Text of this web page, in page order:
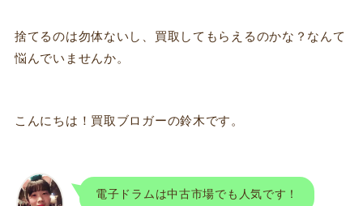
捨てるのは勿体ないし、買取してもらえるのかな？なんて
悩んでいませんか。
こんにちは！買取ブロガーの鈴木です。
電子ドラムは中古市場でも人気です！